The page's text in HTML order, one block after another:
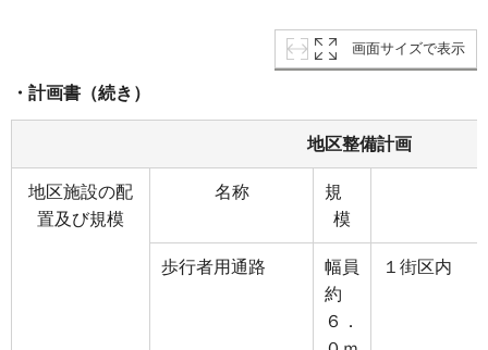
画面サイズで表示
・計画書（続き）
地区整備計画
地区施設の配
置及び規模
名称
規
模
歩行者用通路
幅員
約
６．
１街区内